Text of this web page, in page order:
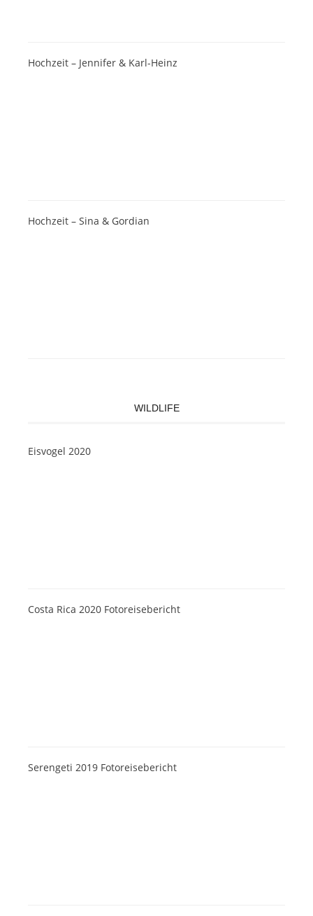
Hochzeit – Jennifer & Karl-Heinz
Hochzeit – Sina & Gordian
WILDLIFE
Eisvogel 2020
Costa Rica 2020 Fotoreisebericht
Serengeti 2019 Fotoreisebericht